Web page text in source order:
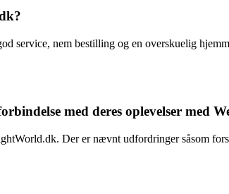
service, nem bestilling og en overskuelig
med deres oplevelser med
Der er nævnt udfordringer såsom